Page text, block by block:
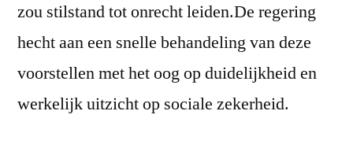
zou stilstand tot onrecht leiden.De regering
hecht aan een snelle behandeling van deze
voorstellen met het oog op duidelijkheid en
werkelijk uitzicht op sociale zekerheid.